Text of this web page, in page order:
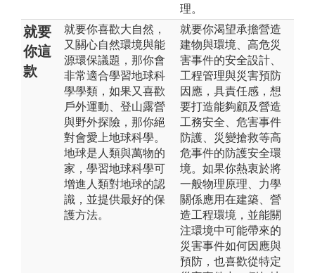
理。
就要
你這
款
就要你喜歡大自然，
又關心自然環境與能
源環保議題，那你會
非常適合學習地球科
學學類，如果又喜歡
戶外運動、登山露營
與野外探險，那你絕
對會愛上地球科學。
地球是人類與萬物的
家，學習地球科學可
增進人類對地球的認
識，並提供最好的保
護方法。
就要你渴望承擔營造
建物與環境、高危災
害事件的安全設計、
工程管理與災害預防
因應，具責任感，想
要打造能夠顧及營造
工務安全、危害事件
防護、災變搶救等高
危事件的防護安全環
境。如果你熱衷於將
一般物理原理、力學
關係應用在建築、營
造工程環境，並能關
注環境中可能帶來的
災害事件如何因應與
預防，也喜歡從特定